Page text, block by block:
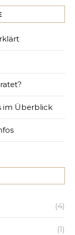
im Überblick
(4)
(1)